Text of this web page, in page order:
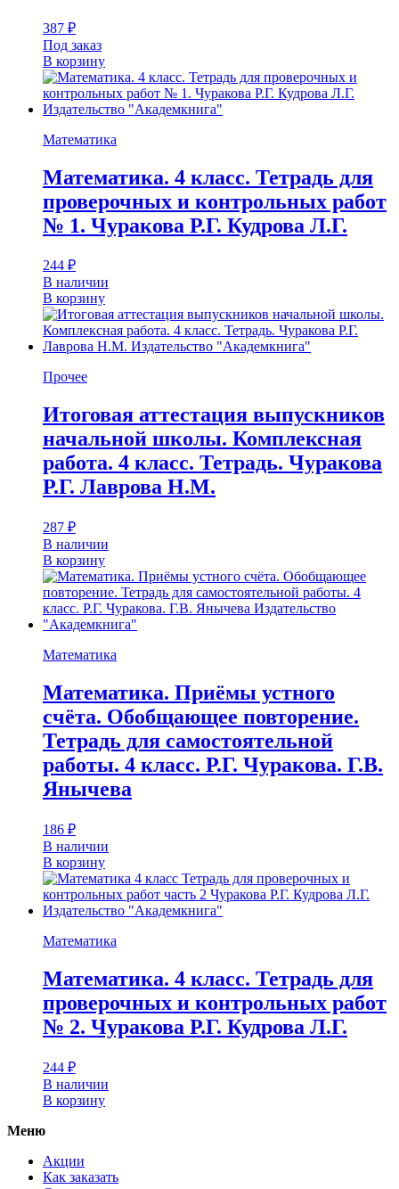
387 ₽
Под заказ
В корзину
Математика
Математика. 4 класс. Тетрадь для
проверочных и контрольных работ
№ 1. Чуракова Р.Г. Кудрова Л.Г.
244 ₽
В наличии
В корзину
Прочее
Итоговая аттестация выпускников
начальной школы. Комплексная
работа. 4 класс. Тетрадь. Чуракова
Р.Г. Лаврова Н.М.
287 ₽
В наличии
В корзину
Математика
Математика. Приёмы устного
счёта. Обобщающее повторение.
Тетрадь для самостоятельной
работы. 4 класс. Р.Г. Чуракова. Г.В.
Янычева
186 ₽
В наличии
В корзину
Математика
Математика. 4 класс. Тетрадь для
проверочных и контрольных работ
№ 2. Чуракова Р.Г. Кудрова Л.Г.
244 ₽
В наличии
В корзину
Меню
Акции
Как заказать